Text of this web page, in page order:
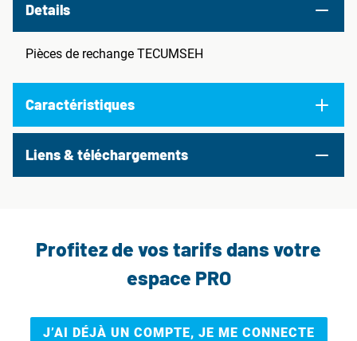
Details
Pièces de rechange TECUMSEH
Caractéristiques
Liens & téléchargements
Profitez de vos tarifs dans votre
espace PRO
J’AI DÉJÀ UN COMPTE, JE ME CONNECTE